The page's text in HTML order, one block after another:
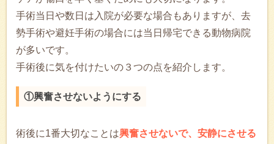
手術当日や数日は入院が必要な場合もありますが、去
勢手術や避妊手術の場合には当日帰宅できる動物病院
が多いです。
手術後に気を付けたいの３つの点を紹介します。
①興奮させないようにする
術後に1番大切なことは興奮させないで、安静にさせる